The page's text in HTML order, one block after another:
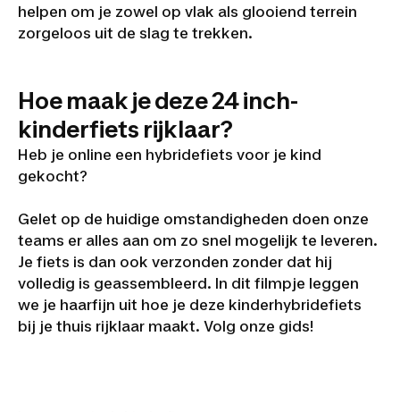
helpen om je zowel op vlak als glooiend terrein
zorgeloos uit de slag te trekken.
Hoe maak je deze 24 inch-
kinderfiets rijklaar?
Heb je online een hybridefiets voor je kind
gekocht?
Gelet op de huidige omstandigheden doen onze
teams er alles aan om zo snel mogelijk te leveren.
Je fiets is dan ook verzonden zonder dat hij
volledig is geassembleerd. In dit filmpje leggen
we je haarfijn uit hoe je deze kinderhybridefiets
bij je thuis rijklaar maakt. Volg onze gids!